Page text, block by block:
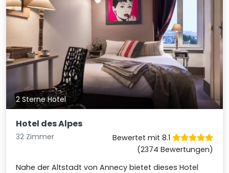
2 Sterne Hotel
Hotel des Alpes
32 Zimmer
Bewertet mit 8.1
(2374 Bewertungen)
Nahe der Altstadt von Annecy bietet dieses Hotel